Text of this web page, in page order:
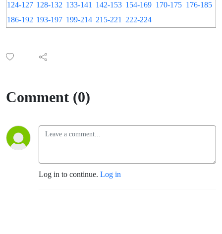
124-127 128-132 133-141 142-153 154-169 170-175 176-185
186-192 193-197 199-214 215-221 222-224
Comment (0)
Log in to continue. Log in